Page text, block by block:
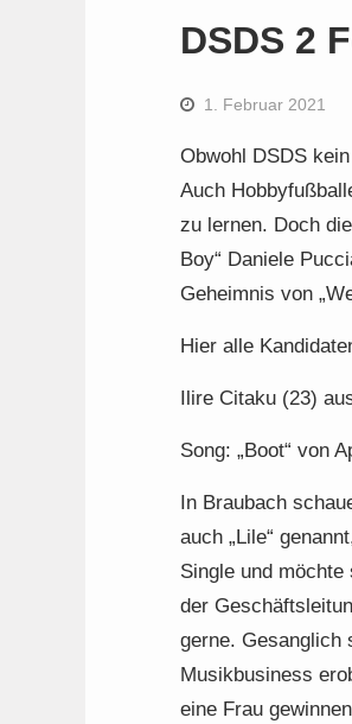
DSDS 2
1. Februar 2021
Obwohl DSDS
Auch
zu lernen. Doch
Boy“ Daniele
Geheimnis von
Hier alle
Ilire Citaku (23)
Song: „Boot“ von
In Braubach
auch „Lile“
Single und
der
gerne. Gesanglich
Musikbusiness
eine Frau